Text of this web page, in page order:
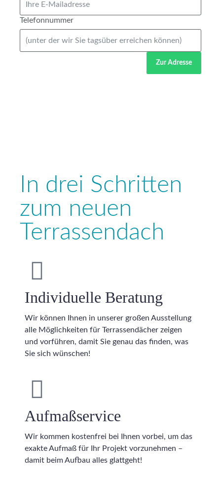
Telefonnummer
Zur Adresse
In drei Schritten
zum neuen
Terrassendach
Individuelle Beratung
Wir können Ihnen in unserer großen Ausstellung
alle Möglichkeiten für Terrassendächer zeigen
und vorführen, damit Sie genau das finden, was
Sie sich wünschen!
Aufmaßservice
Wir kommen kostenfrei bei Ihnen vorbei, um das
exakte Aufmaß für Ihr Projekt vorzunehmen –
damit beim Aufbau alles glattgeht!